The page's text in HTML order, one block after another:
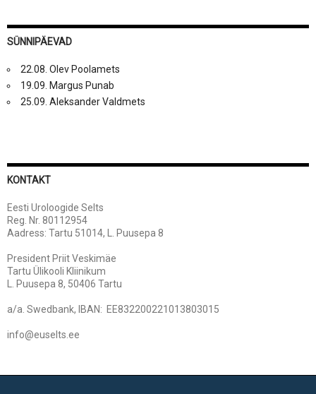
SÜNNIPÄEVAD
22.08. Olev Poolamets
19.09. Margus Punab
25.09. Aleksander Valdmets
KONTAKT
Eesti Uroloogide Selts
Reg. Nr. 80112954
Aadress: Tartu 51014, L. Puusepa 8
President Priit Veskimäe
Tartu Ülikooli Kliinikum
L. Puusepa 8, 50406 Tartu
a/a. Swedbank, IBAN: EE832200221013803015
info@euselts.ee